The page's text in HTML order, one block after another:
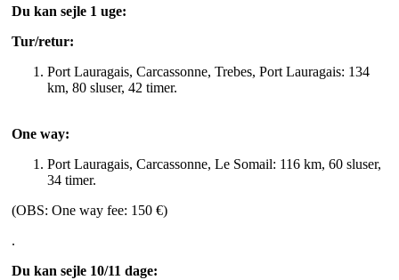
Du kan sejle 1 uge:
Tur/retur:
Port Lauragais, Carcassonne, Trebes, Port Lauragais: 134
km, 80 sluser, 42 timer.
One way:
Port Lauragais, Carcassonne, Le Somail: 116 km, 60 sluser,
34 timer.
(OBS: One way fee: 150 €)
.
Du kan sejle 10/11 dage: